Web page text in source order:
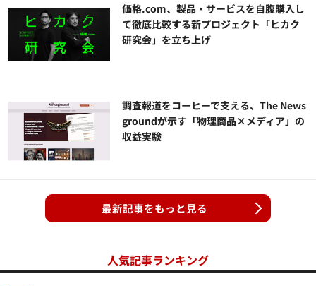
価格.com、製品・サービスを自腹購入し
て徹底比較する新プロジェクト「ヒカク
研究会」を立ち上げ
調査報道をコーヒーで支える、The News
groundが示す「物理商品×メディア」の
収益実験
最新記事をもっと見る
人気記事ランキング